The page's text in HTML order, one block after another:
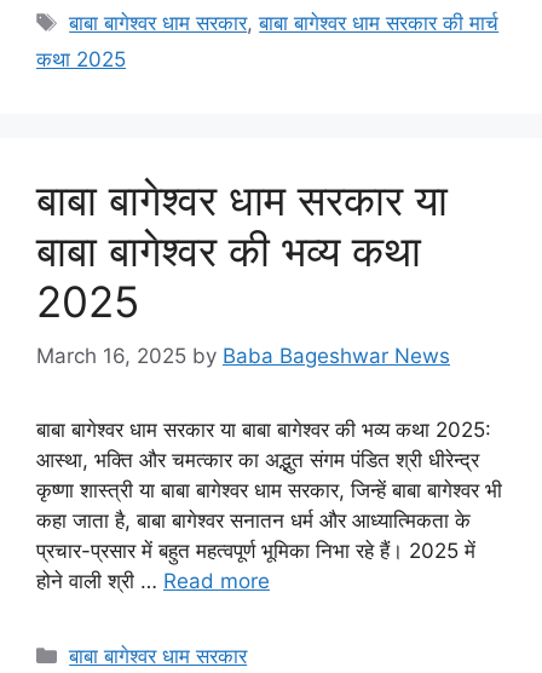
Tags
बाबा बागेश्वर धाम सरकार,बाबा बागेश्वर धाम सरकार की मार्च
कथा 2025
बाबा बागेश्वर धाम सरकार या
बाबा बागेश्वर की भव्य कथा
2025
March 16, 2025 by Baba Bageshwar News
बाबा बागेश्वर धाम सरकार या बाबा बागेश्वर की भव्य कथा 2025:
आस्था, भक्ति और चमत्कार का अद्भुत संगम पंडित श्री धीरेन्द्र
कृष्णा शास्त्री या बाबा बागेश्वर धाम सरकार, जिन्हें बाबा बागेश्वर भी
कहा जाता है, बाबा बागेश्वर सनातन धर्म और आध्यात्मिकता के
प्रचार-प्रसार में बहुत महत्वपूर्ण भूमिका निभा रहे हैं। 2025 में
होने वाली श्री … Read more
Categories
बाबा बागेश्वर धाम सरकार